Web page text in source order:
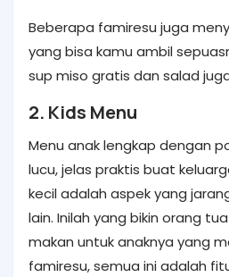
Beberapa famiresu juga
yang bisa kamu ambil
sup miso gratis dan salad
2. Kids Menu
Menu anak lengkap dengan
lucu, jelas praktis buat
kecil adalah aspek yang
lain. Inilah yang bikin orang
makan untuk anaknya yang
famiresu, semua ini adalah